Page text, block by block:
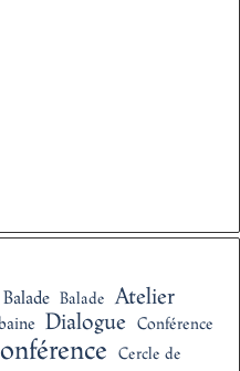
Balade
Atelier
Dialogue Conférence
Cercle de